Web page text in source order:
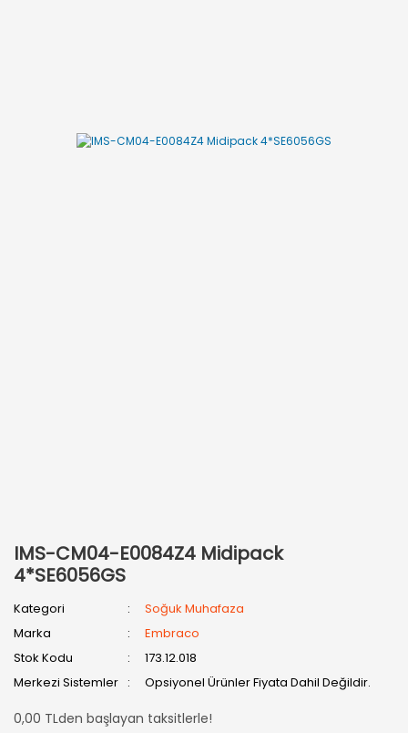
IMS-CM04-E0084Z4 Midipack
4*SE6056GS
Kategori
Soğuk Muhafaza
Marka
Embraco
Stok Kodu
173.12.018
Merkezi Sistemler
Opsiyonel Ürünler Fiyata Dahil Değildir.
0,00 TLden başlayan taksitlerle!